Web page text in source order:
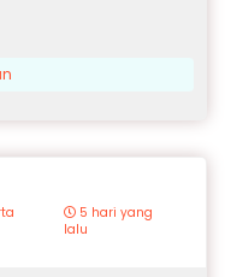
5 hari yang
lalu